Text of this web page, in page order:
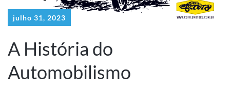
julho 31, 2023
A História do
Automobilismo